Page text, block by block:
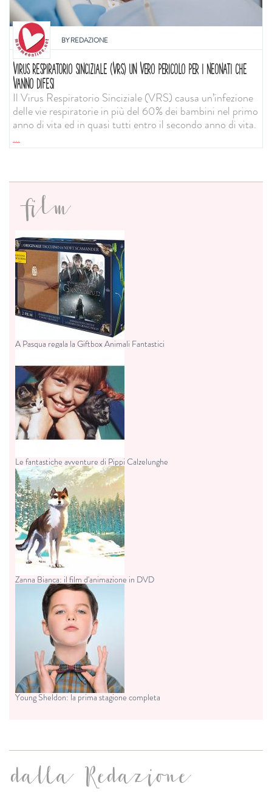
BYREDAZIONE
VIRUS RESPIRATORIO SINCIZIALE (VRS) UN VERO PERICOLO PER I NEONATI CHE
VANNO DIFESI
Il Virus Respiratorio Sinciziale (VRS) causa un’infezione
delle vie respiratorie in più del 60% dei bambini nel primo
anno di vita ed in quasi tutti entro il secondo anno di vita.
...
film
A Pasqua regala la Giftbox Animali Fantastici
Le fantastiche avventure di Pippi Calzelunghe
Zanna Bianca: il film d'animazione in DVD
Young Sheldon: la prima stagione completa
dalla Redazione